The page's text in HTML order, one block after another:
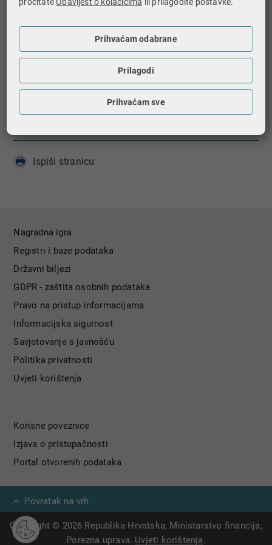
Prekogranični aranžmani (DAC6),
Operateri platformi (DAC7)
•Priručnik-Automatska razmjena informacija​
Ispiši stranicu
Nagradna igra
Registri i baze podataka
Državni biljezi
GDPR - zaštita osobnih podataka
Pravo na pristup informacijama
Informacijska sigurnost
Savjetovanje s javnošću
Politika privatnosti
Uvjeti korištenja
Korisne poveznice
Izjava o pristupačnosti
Portal otvorenih podataka
Povratak na vrh
Copyright © 2026 Republika Hrvatska, Ministarstvo financija,
Porezna uprava. Uvjeti korištenja.
Prihvaćam odabrane
Prilagodi
Prihvaćam sve